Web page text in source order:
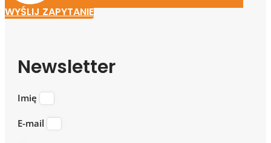
WYŚLIJ ZAPYTANIE
Newsletter
Imię
E-mail